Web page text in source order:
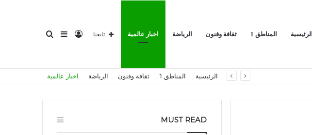
الرئيسية المناطق 1 ثقافة وفنون الرياضة اخبار عالمية
عن
إضافة
عمود
تسجيل
الدخول
تابعنا
الرئيسية المناطق 1 ثقافة وفنون الرياضة اخبار عالمية
MUST READ